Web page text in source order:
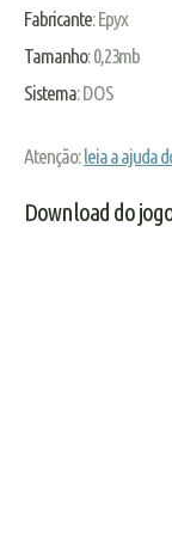
Fabricante: Epyx
Tamanho: 0,23mb
Sistema: DOS
Atenção:leia a ajuda
Download do